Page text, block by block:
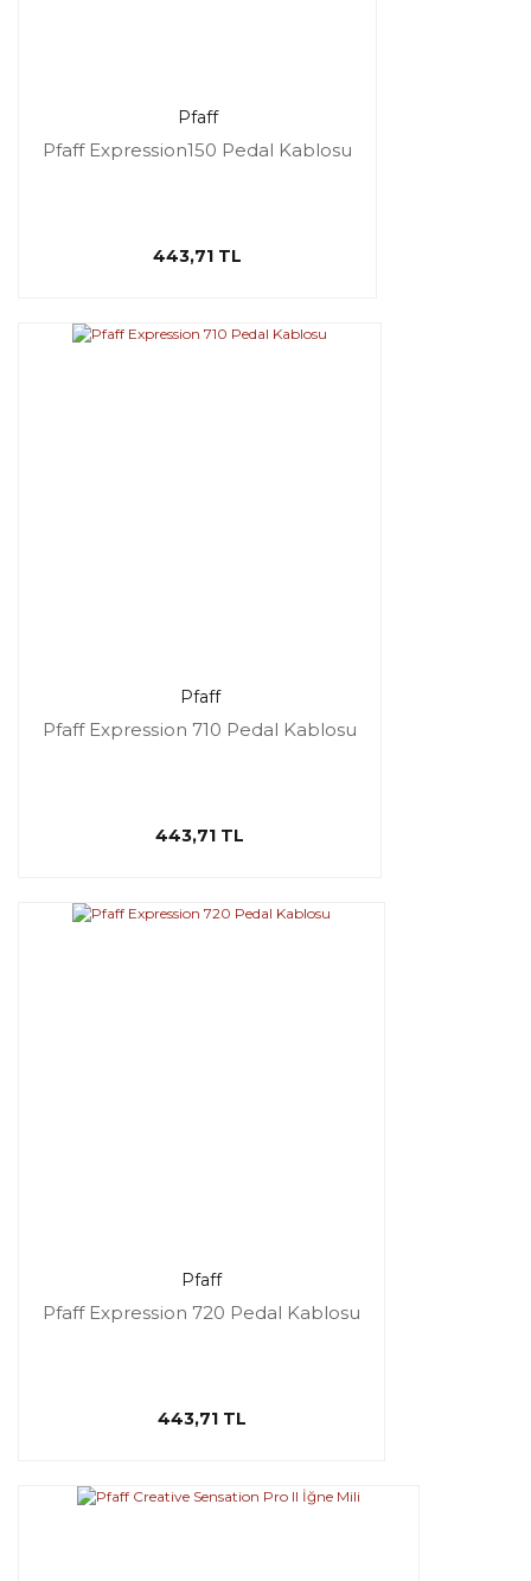
Pfaff
Pfaff Expression150 Pedal Kablosu
443,71 TL
Pfaff
Pfaff Expression 710 Pedal Kablosu
443,71 TL
Pfaff
Pfaff Expression 720 Pedal Kablosu
443,71 TL